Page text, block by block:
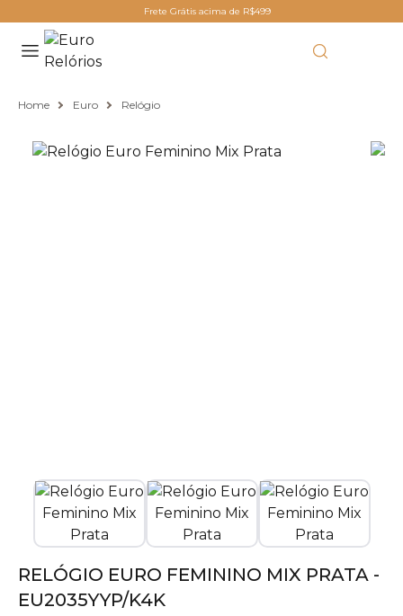
Frete Grátis acima de R$499
Home Euro Relógio
RELÓGIO EURO FEMININO MIX PRATA -
EU2035YYP/K4K